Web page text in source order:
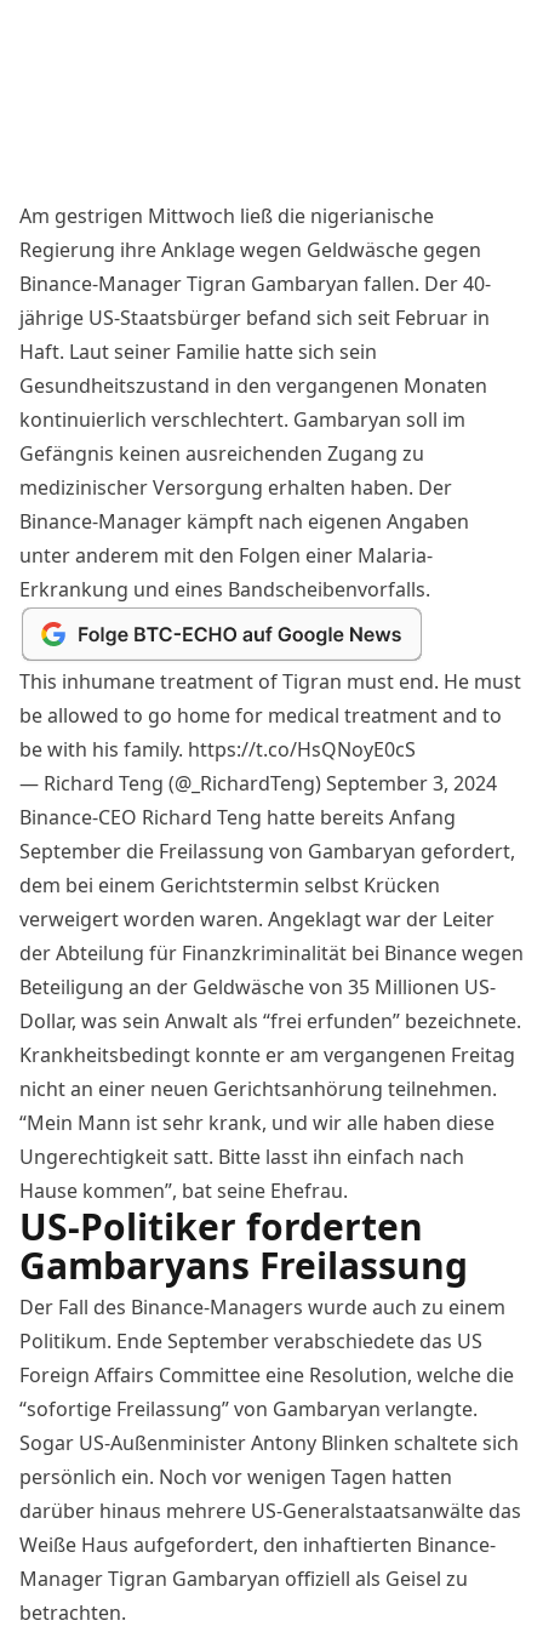
Am gestrigen Mittwoch ließ die nigerianische
Regierung ihre Anklage wegen Geldwäsche gegen
Binance-Manager Tigran Gambaryan fallen. Der 40-
jährige US-Staatsbürger befand sich seit Februar in
Haft. Laut seiner Familie hatte sich sein
Gesundheitszustand in den vergangenen Monaten
kontinuierlich verschlechtert. Gambaryan soll im
Gefängnis keinen ausreichenden Zugang zu
medizinischer Versorgung erhalten haben. Der
Binance-Manager kämpft nach eigenen Angaben
unter anderem mit den Folgen einer Malaria-
Erkrankung und eines Bandscheibenvorfalls.
This inhumane treatment of Tigran must end. He must
be allowed to go home for medical treatment and to
be with his family. https://t.co/HsQNoyE0cS
— Richard Teng (@_RichardTeng)September 3, 2024
Binance-CEO Richard Teng hatte bereits Anfang
September die Freilassung von Gambaryan gefordert,
dem bei einem Gerichtstermin selbst Krücken
verweigert worden waren. Angeklagt war der Leiter
der Abteilung für Finanzkriminalität bei Binancewegen
Beteiligung an der Geldwäsche von 35 Millionen US-
Dollar, was sein Anwalt als “frei erfunden” bezeichnete.
Krankheitsbedingt konnte er am vergangenen Freitag
nicht an einer neuen Gerichtsanhörung teilnehmen.
“Mein Mann ist sehr krank, und wir alle haben diese
Ungerechtigkeit satt. Bitte lasst ihn einfach nach
Hause kommen”, bat seine Ehefrau.
US-Politiker forderten
Gambaryans Freilassung
Der Fall des Binance-Managers wurde auch zu einem
Politikum. Ende September verabschiedete das US
Foreign Affairs Committee eine Resolution, welche die
“sofortige Freilassung” von Gambaryan verlangte.
Sogar US-Außenminister Antony Blinken schaltete sich
persönlich ein. Noch vor wenigen Tagen hatten
darüber hinaus mehrere US-Generalstaatsanwälte das
Weiße Haus aufgefordert, den inhaftierten Binance-
Manager Tigran Gambaryan offiziell als Geisel zu
betrachten.